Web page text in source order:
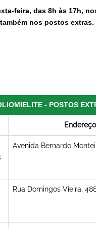
feira, das 8h às 17h,
nos postos extras.
- POSTOS
Endereço
Avenida Bernardo
Rua Domingos Vieira,